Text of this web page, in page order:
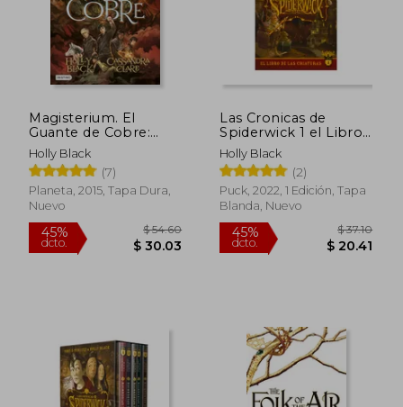
Magisterium. El
Guante de Cobre:
Magisterium 2 (Isla
del Tiempo)
Holly Black
(7)
Planeta, 2015, Tapa Dura,
Nuevo
Las Cronicas de
Spiderwick 1 el Libro
de las Criaturas
Holly Black
(2)
Puck, 2022, 1 Edición, Tapa
Blanda, Nuevo